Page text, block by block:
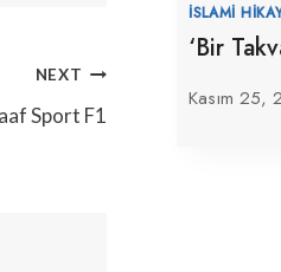
NEXT
Sport F1
İSLAMI
‘Bir
Kasım 25,